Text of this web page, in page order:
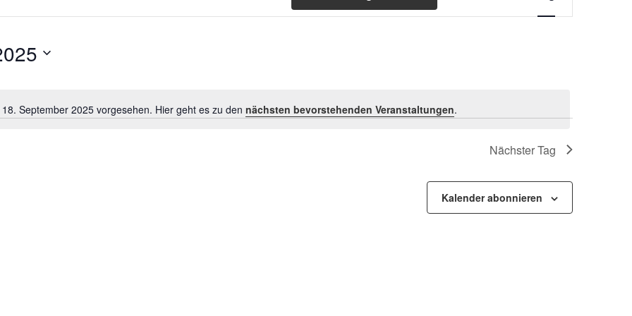
Hinweis
September 2025 vorgesehen. Hier geht es zu den nächsten bevorstehenden Veranstaltungen.
Ansichten-
Nächster Tag
Kalender abonnieren